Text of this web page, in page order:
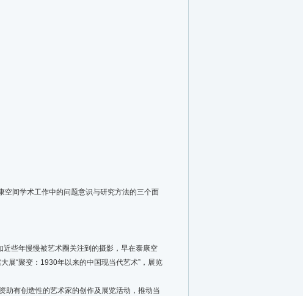
间学术工作中的问题意识与研究方法的三个面
些年慢慢被艺术圈关注到的摄影，早在泰康空
展“聚变：1930年以来的中国现当代艺术”，展览
有创造性的艺术家的创作及展览活动，推动当